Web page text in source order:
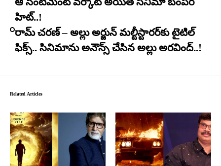
హిట్..!
రామ్ చరణ్ – అల్లు అర్జున్ మల్టీస్టారర్​కు టైటిల్
ఫిక్స్.. సినిమాను అనౌన్స్ చేసిన అల్లు అరవింద్..!
Related Articles